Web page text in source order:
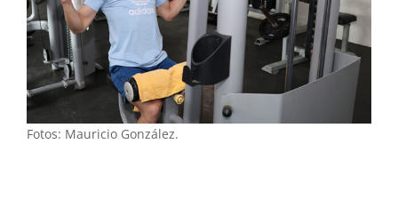
Fotos: Mauricio González.